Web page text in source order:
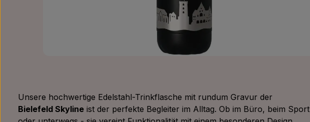
Unsere hochwertige Edelstahl-Trinkflasche mit rundum Gravur der
Bielefeld Skyline ist der perfekte Begleiter im Alltag. Ob im Büro, beim Sport